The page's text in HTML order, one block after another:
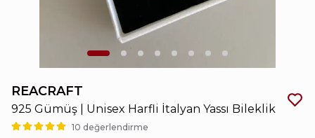
REACRAFT
925 Gümüş | Unisex Harfli İtalyan Yassı Bileklik
10 değerlendirme